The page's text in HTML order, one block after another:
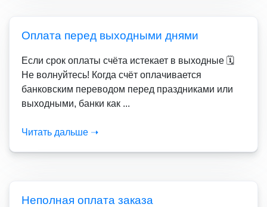
Оплата перед выходными днями
Если срок оплаты счёта истекает в выходные 🗓️
Не волнуйтесь! Когда счёт оплачивается
банковским переводом перед праздниками или
выходными, банки как ...
Читать дальше ➝
Неполная оплата заказа